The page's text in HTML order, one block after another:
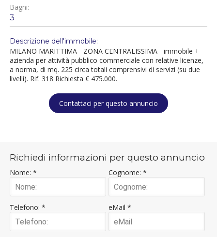
Bagni:
3
Descrizione dell'immobile:
MILANO MARITTIMA - ZONA CENTRALISSIMA - immobile +
azienda per attività pubblico commerciale con relative licenze,
a norma, di mq. 225 circa totali comprensivi di servizi (su due
livelli). Rif. 318 Richiesta € 475.000.
Contattaci per questo annuncio
Richiedi informazioni per questo annuncio
Nome: * Cognome: *
Telefono: * eMail *